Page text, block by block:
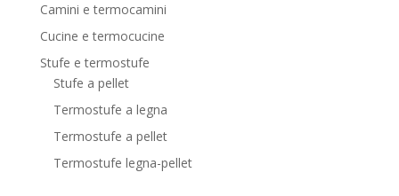
Camini e termocamini
Cucine e termocucine
Stufe e termostufe
Stufe a pellet
Termostufe a legna
Termostufe a pellet
Termostufe legna-pellet